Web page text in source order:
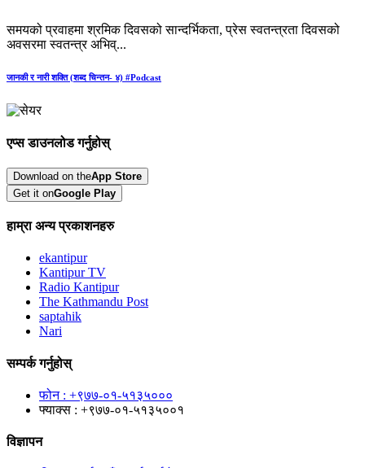
समयको प्रवाहमा श्रमिक दिवसको सान्दर्भिकता, प्रेस स्वतन्त्रता दिवसको
अवसरमा स्वतन्त्र अभिव्...
जानकी र नारी शक्ति (शब्द चिन्तन- ४) #Podcast
एप्स डाउनलोड गर्नुहोस्
Download on theApp Store
Get it onGoogle Play
हाम्रा अन्य प्रकाशनहरु
ekantipur
Kantipur TV
Radio Kantipur
The Kathmandu Post
saptahik
Nari
सम्पर्क गर्नुहोस्
फोन : +९७७-०१-५१३५०००
फ्याक्स : +९७७-०१-५१३५००१
विज्ञापन